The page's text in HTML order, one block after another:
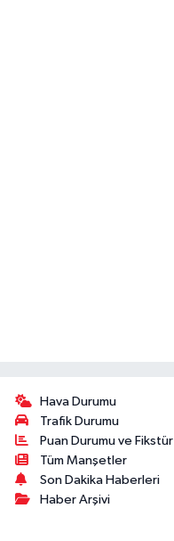
Hava Durumu
Trafik Durumu
Puan Durumu ve Fikstür
Tüm Manşetler
Son Dakika Haberleri
Haber Arşivi